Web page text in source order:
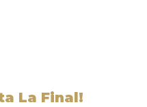
La Final!